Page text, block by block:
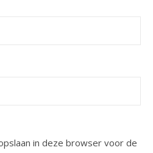
in deze browser voor de